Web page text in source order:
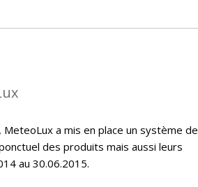
a mis en place un système de
des produits mais aussi leurs
au 30.06.2015.